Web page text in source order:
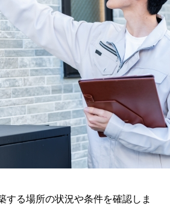
する場所の状況や条件を確認しま